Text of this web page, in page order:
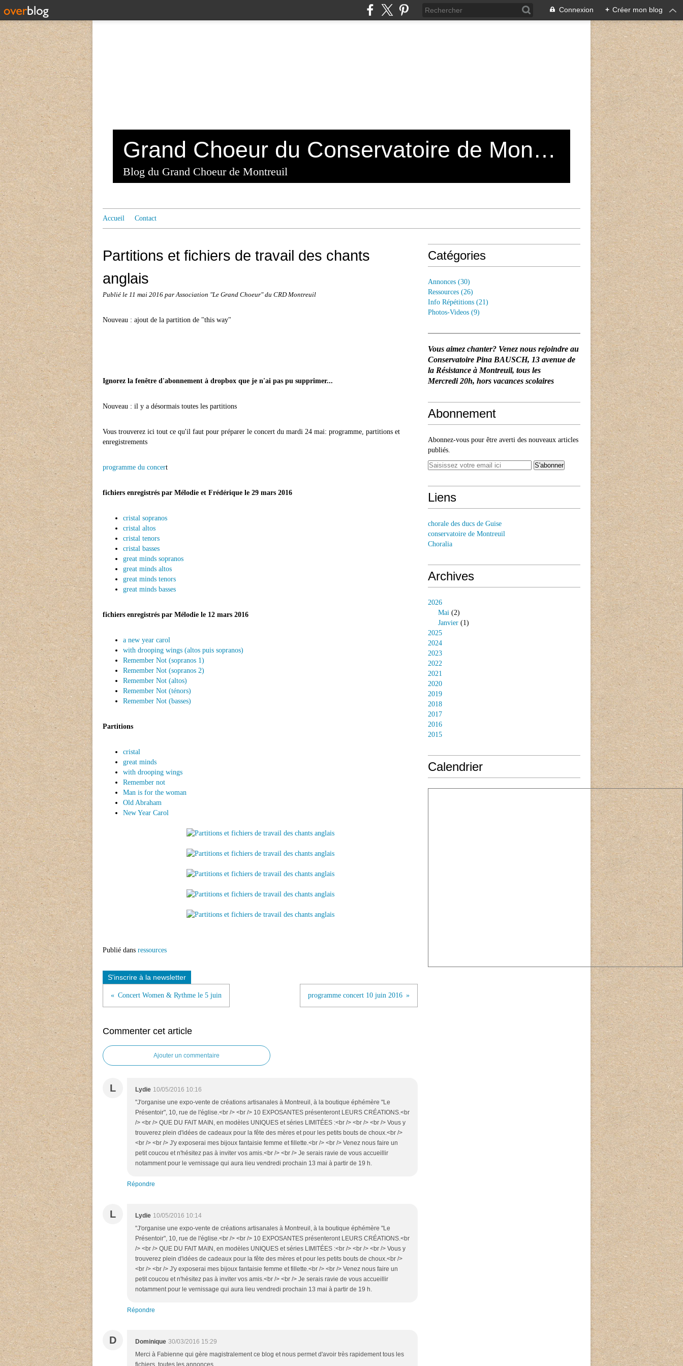
Connexion + Créer mon blog
Grand Choeur du Conservatoire de Montreuil
Blog du Grand Choeur de Montreuil
Accueil Contact
Partitions et fichiers de travail des chants
anglais
Publié le 11 mai 2016 par Association "Le Grand Choeur" du CRD Montreuil
Nouveau : ajout de la partition de "this way"
Ignorez la fenêtre d'abonnement à dropbox que je n'ai pas pu supprimer...
Nouveau : il y a désormais toutes les partitions
Vous trouverez ici tout ce qu'il faut pour préparer le concert du mardi 24 mai: programme, partitions et
enregistrements
programme du concert
fichiers enregistrés par Mélodie et Frédérique le 29 mars 2016
cristal sopranos
cristal altos
cristal tenors
cristal basses
great minds sopranos
great minds altos
great minds tenors
great minds basses
fichiers enregistrés par Mélodie le 12 mars 2016
a new year carol
with drooping wings (altos puis sopranos)
Remember Not (sopranos 1)
Remember Not (sopranos 2)
Remember Not (altos)
Remember Not (ténors)
Remember Not (basses)
Partitions
cristal
great minds
with drooping wings
Remember not
Man is for the woman
Old Abraham
New Year Carol
Publié dans ressources
S'inscrire à la newsletter
Concert Women & Rythme le 5 juin programme concert 10 juin 2016
Commenter cet article
Ajouter un commentaire
L Lydie 10/05/2016 10:16
"J'organise une expo-vente de créations artisanales à Montreuil, à la boutique éphémère "Le
Présentoir", 10, rue de l'église.<br /> <br /> 10 EXPOSANTES présenteront LEURS CRÉATIONS.<br
/> <br /> QUE DU FAIT MAIN, en modèles UNIQUES et séries LIMITÉES :<br /> <br /> <br /> Vous y
trouverez plein d'idées de cadeaux pour la fête des mères et pour les petits bouts de choux.<br />
<br /> <br /> J'y exposerai mes bijoux fantaisie femme et fillette.<br /> <br /> Venez nous faire un
petit coucou et n'hésitez pas à inviter vos amis.<br /> <br /> Je serais ravie de vous accueillir
notamment pour le vernissage qui aura lieu vendredi prochain 13 mai à partir de 19 h.
Répondre
L Lydie 10/05/2016 10:14
"J'organise une expo-vente de créations artisanales à Montreuil, à la boutique éphémère "Le
Présentoir", 10, rue de l'église.<br /> <br /> 10 EXPOSANTES présenteront LEURS CRÉATIONS.<br
/> <br /> QUE DU FAIT MAIN, en modèles UNIQUES et séries LIMITÉES :<br /> <br /> <br /> Vous y
trouverez plein d'idées de cadeaux pour la fête des mères et pour les petits bouts de choux.<br />
<br /> <br /> J'y exposerai mes bijoux fantaisie femme et fillette.<br /> <br /> Venez nous faire un
petit coucou et n'hésitez pas à inviter vos amis.<br /> <br /> Je serais ravie de vous accueillir
notamment pour le vernissage qui aura lieu vendredi prochain 13 mai à partir de 19 h.
Répondre
D Dominique 30/03/2016 15:29
Merci à Fabienne qui gère magistralement ce blog et nous permet d'avoir très rapidement tous les
fichiers, toutes les annonces.
Catégories
Annonces (30)
Ressources (26)
Info Répétitions (21)
Photos-Videos (9)
Vous aimez chanter? Venez nous rejoindre au
Conservatoire Pina BAUSCH, 13 avenue de
la Résistance à Montreuil, tous les
Mercredi 20h, hors vacances scolaires
Abonnement
Abonnez-vous pour être averti des nouveaux articles
publiés.
Liens
chorale des ducs de Guise
conservatoire de Montreuil
Choralia
Archives
2026
Mai (2)
Janvier (1)
2025
2024
2023
2022
2021
2020
2019
2018
2017
2016
2015
Calendrier